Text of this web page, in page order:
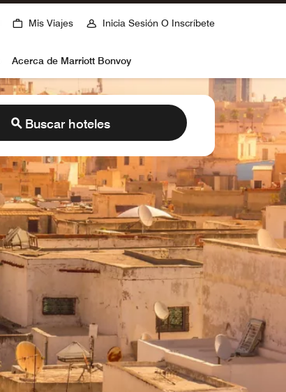
Mis Viajes Inicia Sesión O Inscríbete
Acerca de Marriott Bonvoy
Buscar hoteles